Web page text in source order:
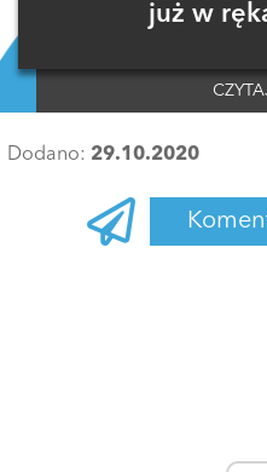
już w
Dodano: 29.10.2020